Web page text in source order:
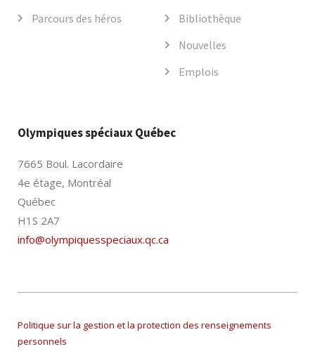
Parcours des héros
Bibliothèque
Nouvelles
Emplois
Olympiques spéciaux Québec
7665 Boul. Lacordaire
4e étage, Montréal
Québec
H1S 2A7
info@olympiquesspeciaux.qc.ca
Politique sur la gestion et la protection des renseignements
personnels